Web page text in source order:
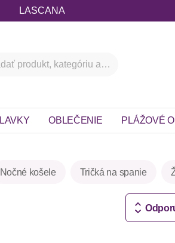
LASCANA
OBLEČENIE PLÁŽOVÉ
Nočné košele Tričká na spanie